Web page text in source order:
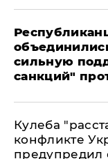
сильную
санкций"
Кулеба
конфликте
предупредил